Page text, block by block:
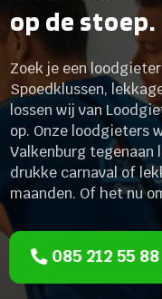
op de stoep.
Zoek je een
Spoedklussen,
lossen wij van
op. Onze loodgieters
Valkenburg tegenaan
drukke carnaval of
maanden. Of het nu
085 212 55 88